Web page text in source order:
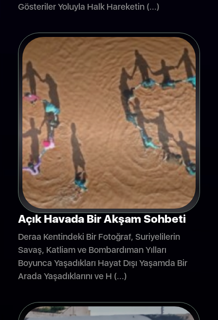
Gösteriler Yoluyla Halk Hareketin (...)
Açık Havada Bir Akşam Sohbeti
Deraa Kentindeki Bir Fotoğraf, Suriyelilerin
Savaş, Katliam ve Bombardıman Yılları
Boyunca Yaşadıkları Hayat Dışı Yaşamda Bir
Arada Yaşadıklarını ve H (...)